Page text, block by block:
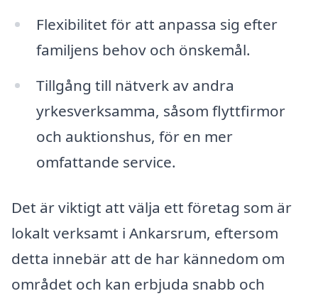
Flexibilitet för att anpassa sig efter
familjens behov och önskemål.
Tillgång till nätverk av andra
yrkesverksamma, såsom flyttfirmor
och auktionshus, för en mer
omfattande service.
Det är viktigt att välja ett företag som är
lokalt verksamt i Ankarsrum, eftersom
detta innebär att de har kännedom om
området och kan erbjuda snabb och